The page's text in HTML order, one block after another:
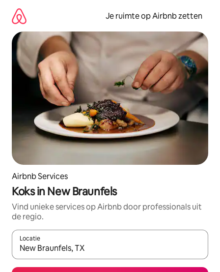
direct
naar
inhoud
Je ruimte op Airbnb zetten
Airbnb Services
Koks in New Braunfels
Vind unieke services op Airbnb door professionals uit
de regio.
Locatie
Wanneer er suggesties beschikbaar zijn, maak je een keuze